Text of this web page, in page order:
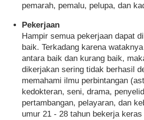
pemarah, pemalu, pelupa, dan
Pekerjaan
Hampir semua pekerjaan dapat
baik. Terkadang karena
antara baik dan kurang baik,
dikerjakan sering tidak berhasil
memahami ilmu perbintangan
kedokteran, seni, drama,
pertambangan, pelayaran, dan
umur 21 - 28 tahun bekerja